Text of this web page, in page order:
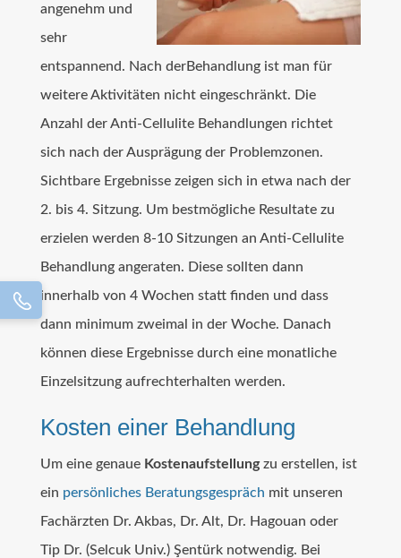
angenehm und
sehr
entspannend. Nach derBehandlung ist man für
weitere Aktivitäten nicht eingeschränkt. Die
Anzahl der Anti-Cellulite Behandlungen richtet
sich nach der Ausprägung der Problemzonen.
Sichtbare Ergebnisse zeigen sich in etwa nach der
2. bis 4. Sitzung. Um bestmögliche Resultate zu
erzielen werden 8-10 Sitzungen an Anti-Cellulite
Behandlung angeraten. Diese sollten dann
innerhalb von 4 Wochen statt finden und dass
dann minimum zweimal in der Woche. Danach
können diese Ergebnisse durch eine monatliche
Einzelsitzung aufrechterhalten werden.
Kosten einer Behandlung
Um eine genaue Kostenaufstellungzu erstellen, ist
ein persönliches Beratungsgespräch mit unseren
Fachärzten Dr. Akbas, Dr. Alt, Dr. Hagouan oder
Tip Dr. (Selcuk Univ.) Şentürk notwendig. Bei